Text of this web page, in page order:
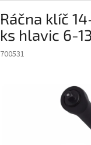
Ráčna klíč
ks hlavic 6-
700531